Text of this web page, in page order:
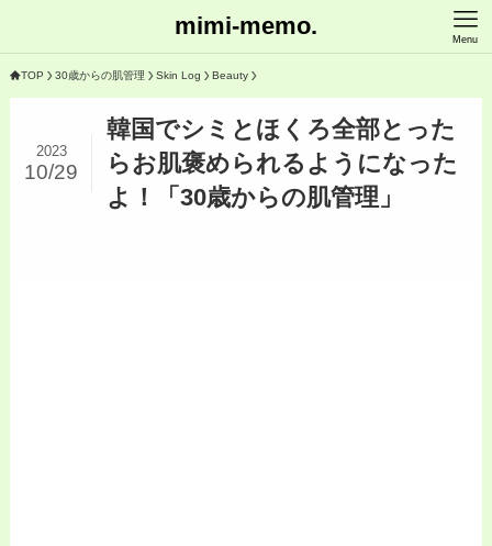
mimi-memo. Menu
TOP 30歳からの肌管理 Skin Log Beauty
韓国でシミとほくろ全部とった
らお肌褒められるようになった
よ！「30歳からの肌管理」
2023
10/29